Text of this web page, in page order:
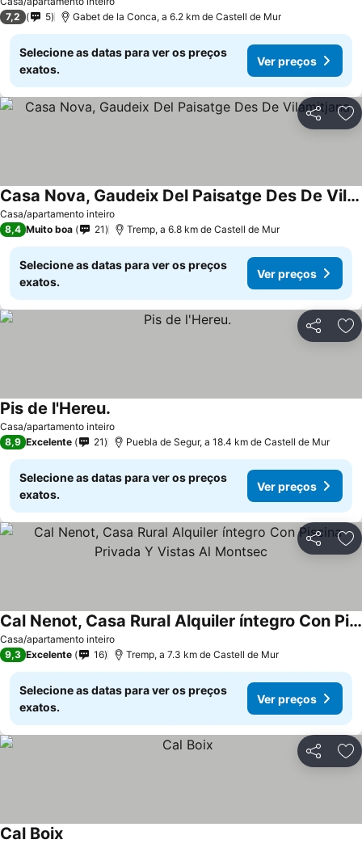
7,2
5 Gabet de la Conca, a 6.2 km de Castell de Mur
Selecione as datas para ver os preços
exatos.
Ver preços
Partilhar
Casa/apartamento inteiro
Casa Nova, Gaudeix Del Paisatge Des De Vilamitjana
8,4 Muito boa 21 Tremp, a 6.8 km de Castell de Mur
Selecione as datas para ver os preços
exatos.
Ver preços
Partilhar
Casa/apartamento inteiro
Pis de l'Hereu.
8,9 Excelente 21 Puebla de Segur, a 18.4 km de Castell de Mur
Selecione as datas para ver os preços
exatos.
Ver preços
Partilhar
Casa/apartamento inteiro
Cal Nenot, Casa Rural Alquiler íntegro Con Piscina Privada Y Vistas Al Montsec
9,3 Excelente 16 Tremp, a 7.3 km de Castell de Mur
Selecione as datas para ver os preços
exatos.
Ver preços
Partilhar
Cal Boix